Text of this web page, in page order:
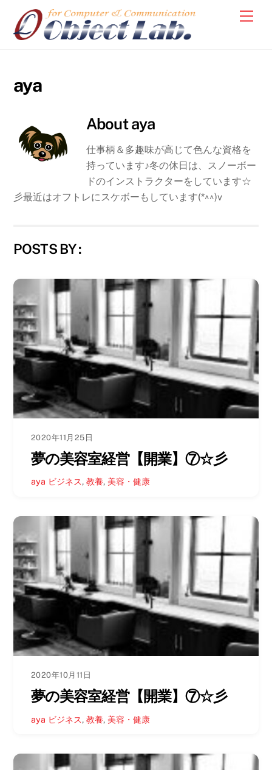
content
aya
Aboutaya
仕事柄＆多趣味が高じて色んな資格を
持っています♪冬の休日は、スノーボー
ドのインストラクターをしています☆
彡最近はオフトレにスケボーもしています(*^^)v
POSTS BY :
2020年11月25日
夢の美容室経営【開業】⑦☆彡
aya ビジネス, 教養, 美容・健康
2020年10月11日
夢の美容室経営【開業】⑦☆彡
aya ビジネス, 教養, 美容・健康